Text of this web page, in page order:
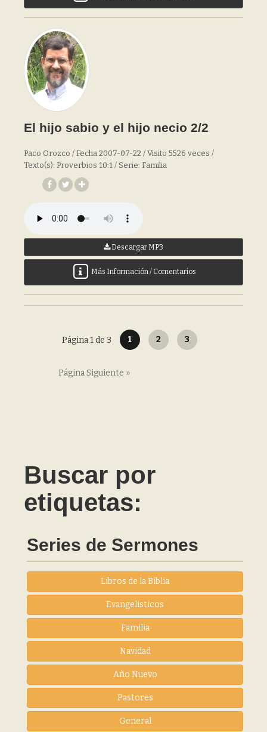
El hijo sabio y el hijo necio 2/2
Paco Orozco / Fecha 2007-07-22 / Visito 5526 veces /
Texto(s): Proverbios 10:1 / Serie: Familia
Descargar MP3
Más Información / Comentarios
Página 1 de 3 1 2 3
Página Siguiente »
Buscar por
etiquetas:
Series de Sermones
Libros de la Biblia
Evangelisticos
Familia
Navidad
Año Nuevo
Pastores
General